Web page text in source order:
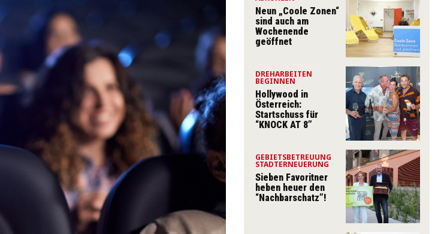
Neun „Coole Zonen“
sind auch am
Wochenende
geöffnet
DREHARBEITEN
BEGINNEN
Hollywood in
Österreich:
Startschuss für
“KNOCK AT 8”
GEBIETSBETREUUNG
STADTERNEUERUNG
Sieben Favoritner
heben heuer den
“Nachbarschatz”!